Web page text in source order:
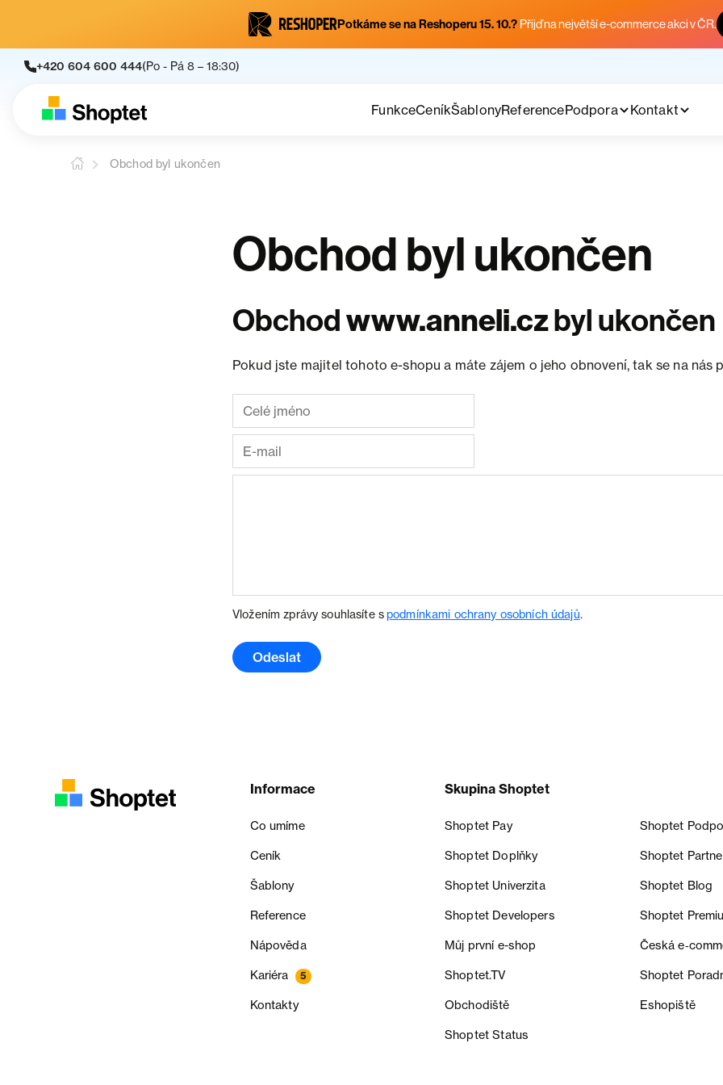
Potkáme se na Reshoperu 15. 10.? Přijď na největší e-commerce akci v ČR.
+420 604 600 444(Po - Pá 8 – 18:30)
FunkceCeníkŠablonyReferencePodpora Kontakt
Obchod byl ukončen
Obchod byl ukončen
Obchodwww.anneli.czbyl ukončen
Pokud jste majitel tohoto e-shopu a máte zájem o jeho obnovení, tak se na nás
Vložením zprávy souhlasíte spodmínkami ochrany osobních údajů.
Odeslat
Informace
Co umíme
Ceník
Šablony
Reference
Nápověda
Kariéra 5
Kontakty
Skupina Shoptet
Shoptet Pay Shoptet
Shoptet Doplňky Shoptet
Shoptet Univerzita Shoptet Blog
Shoptet Developers Shoptet
Můj první e-shop Česká
Shoptet.TV Shoptet
Obchodiště Eshopiště
Shoptet Status